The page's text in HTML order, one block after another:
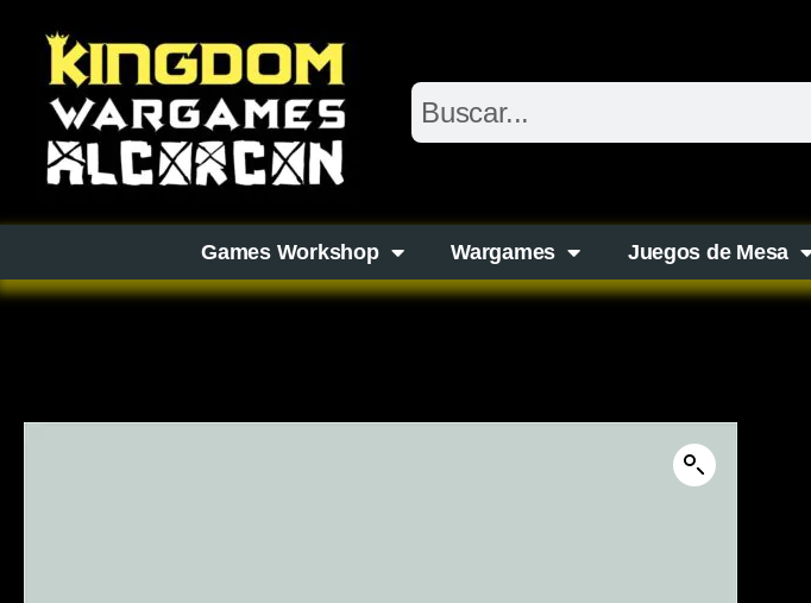
Games Workshop Wargames Juegos de Mesa